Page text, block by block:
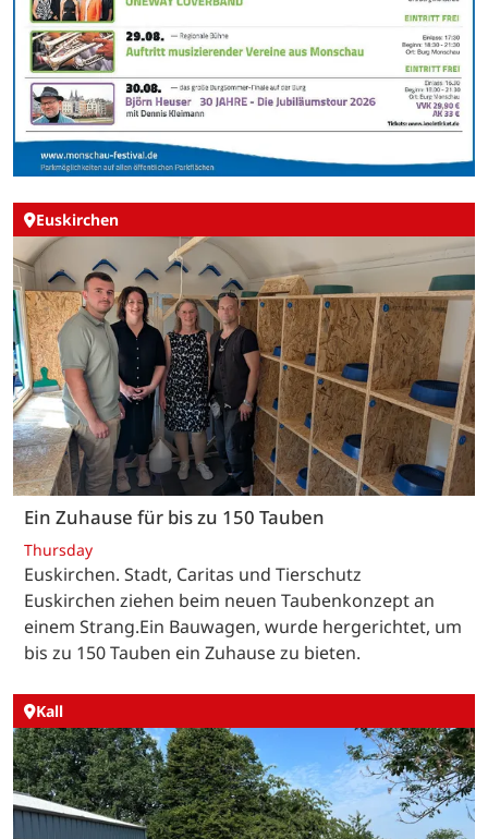
Euskirchen
Ein Zuhause für bis zu 150 Tauben
Thursday
Euskirchen. Stadt, Caritas und Tierschutz
Euskirchen ziehen beim neuen Taubenkonzept an
einem Strang.Ein Bauwagen, wurde hergerichtet, um
bis zu 150 Tauben ein Zuhause zu bieten.
Kall